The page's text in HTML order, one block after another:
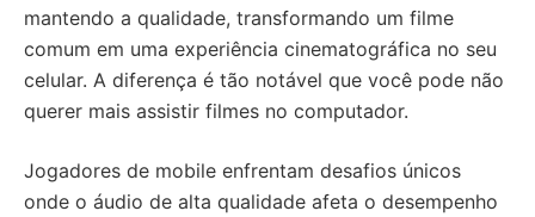
mantendo a qualidade, transformando um filme
comum em uma experiência cinematográfica no seu
celular. A diferença é tão notável que você pode não
querer mais assistir filmes no computador.
Jogadores de mobile enfrentam desafios únicos
onde o áudio de alta qualidade afeta o desempenho